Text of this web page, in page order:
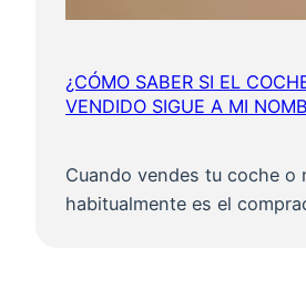
¿CÓMO SABER SI EL
VENDIDO SIGUE A MI
Cuando vendes tu coche o
habitualmente es el